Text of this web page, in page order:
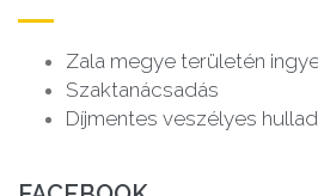
Zala megye területén
Szaktanácsadás
Díjmentes veszélyes